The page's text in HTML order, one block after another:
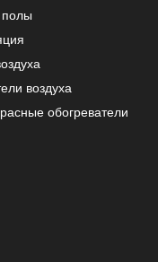
воздуха
обогреватели